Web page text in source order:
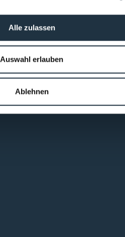
Alle zulassen
Auswahl erlauben
Ablehnen